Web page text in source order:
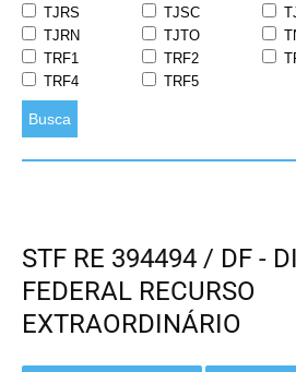
TJRS
TJSC
TJRN
TJTO
TRF1
TRF2
TRF4
TRF5
Busca
STF RE 394494 / DF -
FEDERAL RECURSO
EXTRAORDINÁRIO